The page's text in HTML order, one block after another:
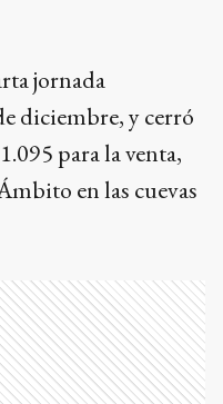
jornada
diciembre, y cerró
para la venta,
en las cuevas